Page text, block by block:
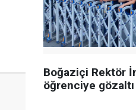
Boğaziçi Rektör
öğrenciye gözaltı